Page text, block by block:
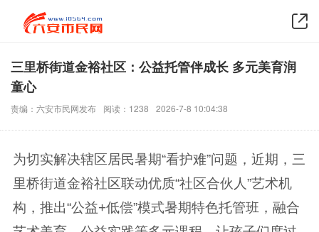
三里桥街道金裕社区：公益托管伴成长 多元美育润
童心
责编：六安市民网发布 阅读：1238 2026-7-8 10:04:38
为切实解决辖区居民暑期“看护难”问题，近期，三
里桥街道金裕社区联动优质“社区合伙人”艺术机
构，推出“公益+低偿”模式暑期特色托管班，融合